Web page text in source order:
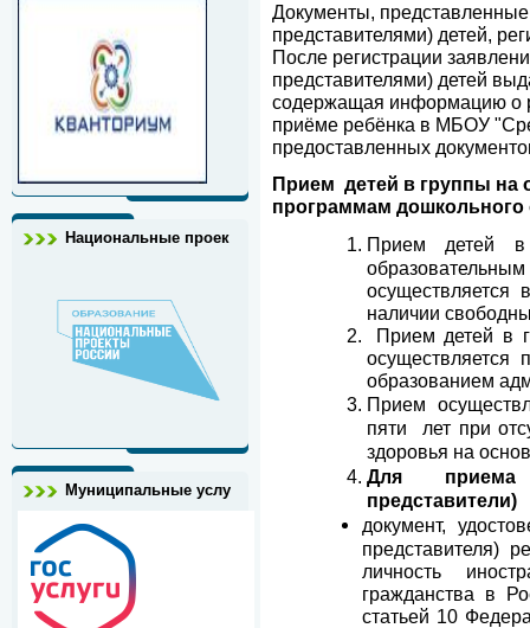
Национальные проек
Муниципальные услу
Документы,
представителями) детей,
После регистрации
представителями) детей
содержащая информацию о
приёме ребёнка в МБОУ
предоставленных
Прием детей в группы на
программам дошкольного
Прием детей
осуществляется
наличии
Прием детей в
осуществляется
образованием
Прием
пяти лет при
здоровья на
Для приема
документ,
представителя)
личность
гражданства в
статьей 10